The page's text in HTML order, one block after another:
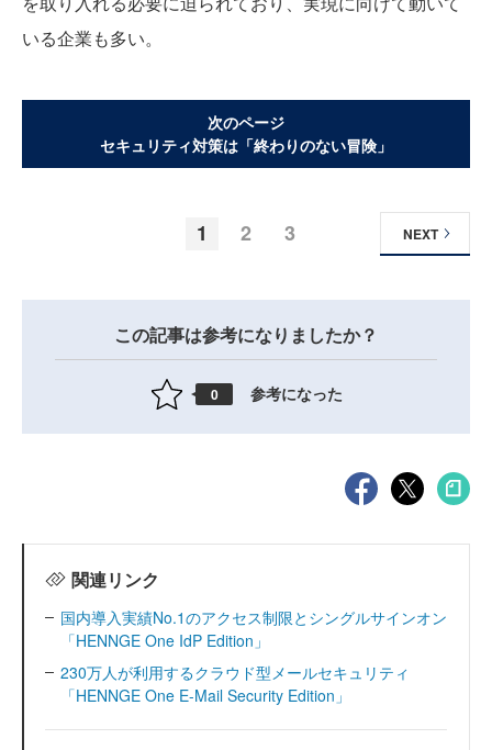
いる企業も多い。
次のページ
セキュリティ対策は「終わりのない冒険」
1 2 3 NEXT
この記事は参考になりましたか？
0 参考になった
関連リンク
国内導入実績No.1のアクセス制限とシングルサインオン
「HENNGE One IdP Edition」
230万人が利用するクラウド型メールセキュリティ
「HENNGE One E-Mail Security Edition」